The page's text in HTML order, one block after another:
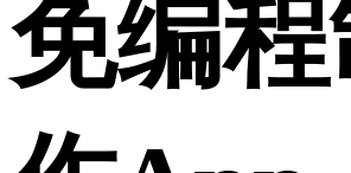
免编程